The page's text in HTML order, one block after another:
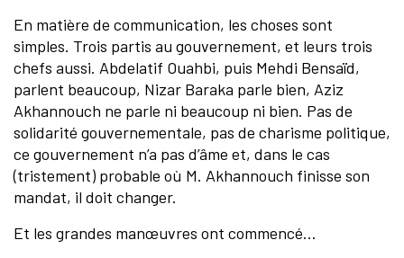
En matière de communication, les choses sont
simples. Trois partis au gouvernement, et leurs trois
chefs aussi. Abdelatif Ouahbi, puis Mehdi Bensaïd,
parlent beaucoup, Nizar Baraka parle bien, Aziz
Akhannouch ne parle ni beaucoup ni bien. Pas de
solidarité gouvernementale, pas de charisme politique,
ce gouvernement n’a pas d’âme et, dans le cas
(tristement) probable où M. Akhannouch finisse son
mandat, il doit changer.
Et les grandes manœuvres ont commencé…